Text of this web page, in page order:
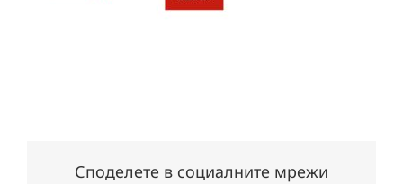
Споделете в социалните мрежи